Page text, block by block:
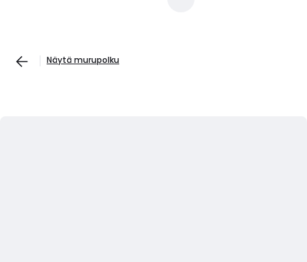
Näytä murupolku